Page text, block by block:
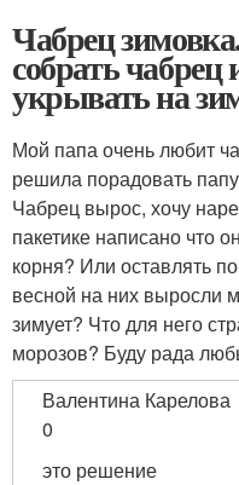
Чабрец
собрать чабрец
укрывать на
Мой папа очень любит
решила порадовать
Чабрец вырос, хочу
пакетике написано что
корня? Или оставлять
весной на них выросли
зимует? Что для него
морозов? Буду рада
Валентина Карелова
0
это решение